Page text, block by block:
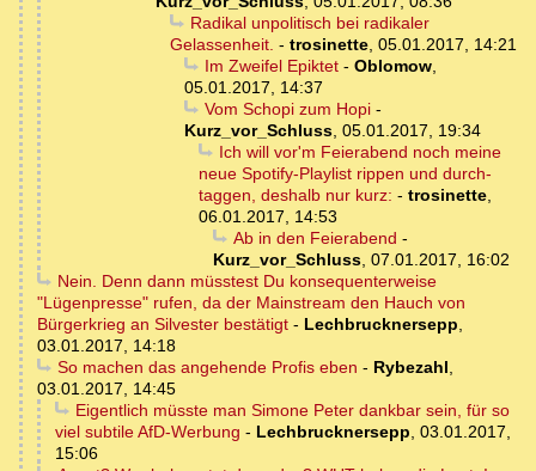
Radikal unpolitisch bei radikaler
Gelassenheit. - trosinette 05.01.2017, 14:21
Im Zweifel Epiktet- Oblomow,
05.01.2017, 14:37
Vom Schopi zum Hopi-
Kurz_vor_Schluss 05.01.2017, 19:34
Ich will vor'm Feierabend noch meine
neue Spotify-Playlist rippen und durch-
taggen, deshalb nur kurz: - trosinette
06.01.2017, 14:53
Ab in den Feierabend -
Kurz_vor_Schluss 07.01.2017, 16:02
Nein. Denn dann müsstest Du konsequenterweise
"Lügenpresse" rufen, da der Mainstream den Hauch von
Bürgerkrieg an Silvester bestätigt - Lechbrucknersepp
03.01.2017, 14:18
So machen das angehende Profis eben - Rybezahl
03.01.2017, 14:45
Eigentlich müsste man Simone Peter dankbar sein, für so
viel subtile AfD-Werbung - Lechbrucknersepp 03.01.2017,
15:06